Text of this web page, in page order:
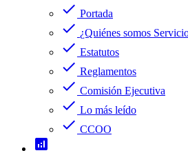
check Portada
check ¿Quiénes somos
check Estatutos
check Reglamentos
check Comisión Ejecutiva
check Lo más leído
check CCOO
analytics